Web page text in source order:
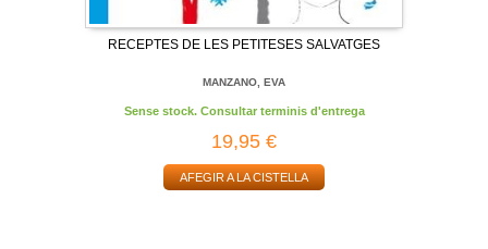
RECEPTES DE LES PETITESES SALVATGES
MANZANO, EVA
Sense stock. Consultar terminis d'entrega
19,95 €
AFEGIR A LA CISTELLA